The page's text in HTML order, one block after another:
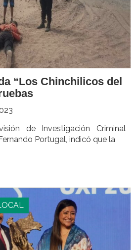
“Los Chinchilicos del
de Investigación Criminal
Portugal, indicó que la